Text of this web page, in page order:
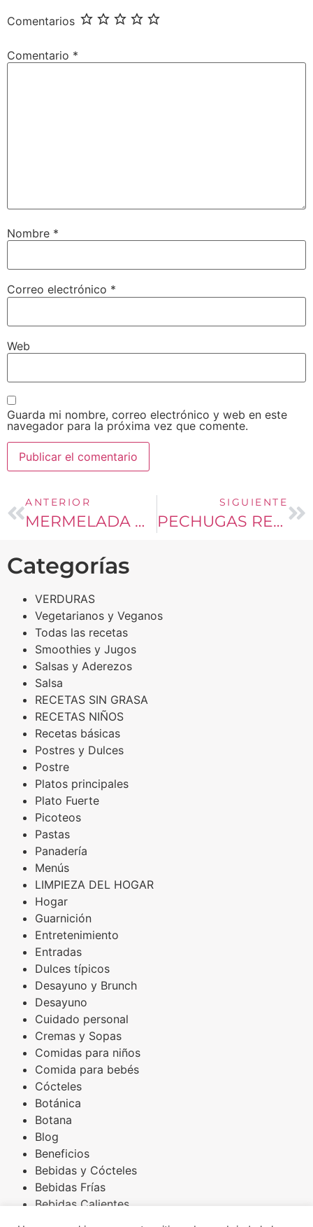
Comentarios
Comentario *
Nombre *
Correo electrónico *
Web
Guarda mi nombre, correo electrónico y web en este
navegador para la próxima vez que comente.
ANTERIOR
MERMELADA DE HIGOS
SIGUIENTE
PECHUGAS RELLENAS DE ESPINACA EN SALSA POBLANA
Categorías
VERDURAS
Vegetarianos y Veganos
Todas las recetas
Smoothies y Jugos
Salsas y Aderezos
Salsa
RECETAS SIN GRASA
RECETAS NIÑOS
Recetas básicas
Postres y Dulces
Postre
Platos principales
Plato Fuerte
Picoteos
Pastas
Panadería
Menús
LIMPIEZA DEL HOGAR
Hogar
Guarnición
Entretenimiento
Entradas
Dulces típicos
Desayuno y Brunch
Desayuno
Cuidado personal
Cremas y Sopas
Comidas para niños
Comida para bebés
Cócteles
Botánica
Botana
Blog
Beneficios
Bebidas y Cócteles
Bebidas Frías
Bebidas Calientes